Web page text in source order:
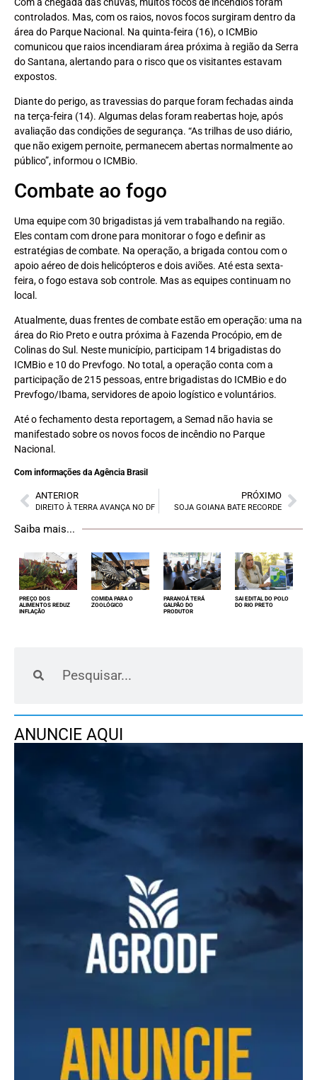
controlados. Mas, com os raios, novos focos surgiram dentro da
área do Parque Nacional. Na quinta-feira (16), o ICMBio
comunicou que raios incendiaram área próxima à região da Serra
do Santana, alertando para o risco que os visitantes estavam
expostos.
Diante do perigo, as travessias do parque foram fechadas ainda
na terça-feira (14). Algumas delas foram reabertas hoje, após
avaliação das condições de segurança. “As trilhas de uso diário,
que não exigem pernoite, permanecem abertas normalmente ao
público”, informou o ICMBio.
Combate ao fogo
Uma equipe com 30 brigadistas já vem trabalhando na região.
Eles contam com drone para monitorar o fogo e definir as
estratégias de combate. Na operação, a brigada contou com o
apoio aéreo de dois helicópteros e dois aviões. Até esta sexta-
feira, o fogo estava sob controle. Mas as equipes continuam no
local.
Atualmente, duas frentes de combate estão em operação: uma na
área do Rio Preto e outra próxima à Fazenda Procópio, em de
Colinas do Sul. Neste município, participam 14 brigadistas do
ICMBio e 10 do Prevfogo. No total, a operação conta com a
participação de 215 pessoas, entre brigadistas do ICMBio e do
Prevfogo/Ibama, servidores de apoio logístico e voluntários.
Até o fechamento desta reportagem, a Semad não havia se
manifestado sobre os novos focos de incêndio no Parque
Nacional.
Com informações da Agência Brasil
ANTERIOR
DIREITO À TERRA AVANÇA NO DF
PRÓXIMO
SOJA GOIANA BATE RECORDE
Saiba mais...
PREÇO DOS
ALIMENTOS REDUZ
INFLAÇÃO
COMIDA PARA O
ZOOLÓGICO
PARANOÁ TERÁ
GALPÃO DO
PRODUTOR
SAI EDITAL DO POLO
DO RIO PRETO
ANUNCIE AQUI